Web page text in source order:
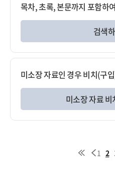
목차, 초록, 본문까지 포함하
검색
미소장 자료인 경우 비치(구
미소장 자료
1 2